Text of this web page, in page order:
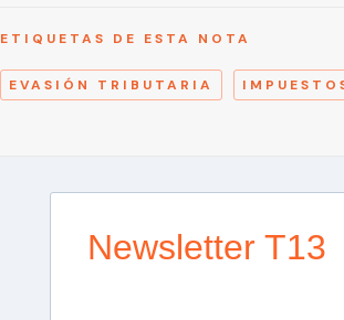
ETIQUETAS DE ESTA NOTA
EVASIÓN TRIBUTARIA
Newsletter T13